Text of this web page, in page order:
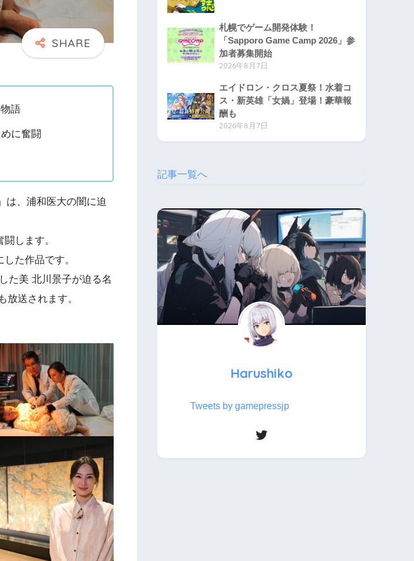
語
に奮闘
は、浦和医大の闇に迫
します。
た作品です。
た美 北川景子が迫る名
送されます。
札幌でゲーム開発体験！
「Sapporo Game Camp 2026」参
加者募集開始
2026年8月7日
エイドロン・クロス夏祭！水着コ
ス・新英雄「女媧」登場！豪華報
酬も
2026年8月7日
記事一覧へ
Harushiko
Tweets by gamepressjp